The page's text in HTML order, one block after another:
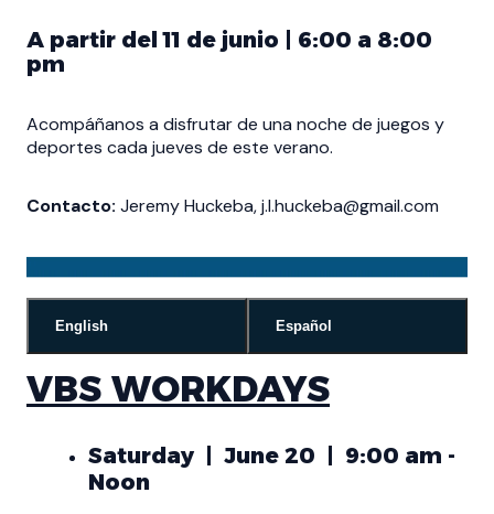
A partir del 11 de junio | 6:00 a 8:00
pm
Acompáñanos a disfrutar de una noche de juegos y
deportes cada jueves de este verano.
Contacto: Jeremy Huckeba, j.l.huckeba@gmail.com
English Español
VBS WORKDAYS
Saturday | June 20 | 9:00 am -
Noon